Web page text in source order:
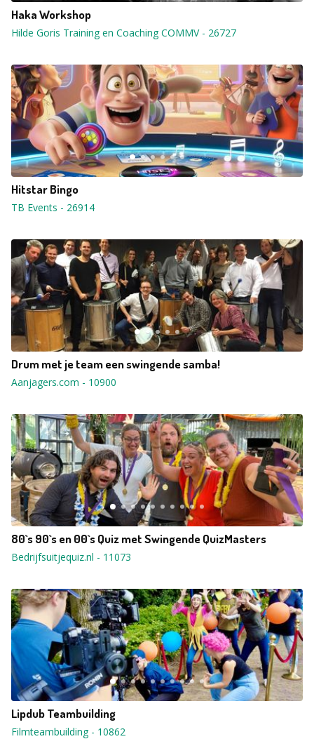
Haka Workshop
Hilde Goris Training en Coaching COMMV- 26727
Hitstar Bingo
TB Events - 26914
Drum met je team een swingende samba!
Aanjagers.com - 10900
80`s 90`s en 00`s Quiz met Swingende QuizMasters
Bedrijfsuitjequiz.nl - 11073
Lipdub Teambuilding
Filmteambuilding- 10862